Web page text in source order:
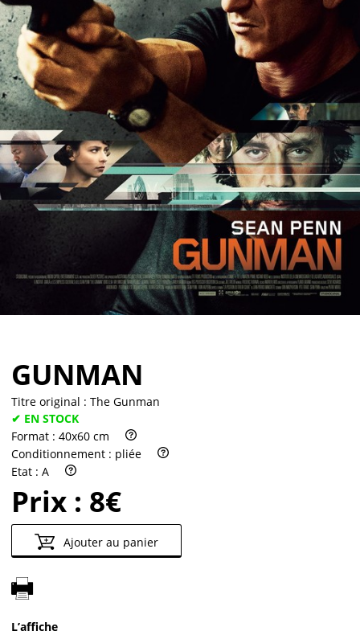
Vendre
GUNMAN
Titre original : The Gunman
✔ EN STOCK
Format : 40x60 cm
Conditionnement : pliée
Etat : A
Prix : 8€
Ajouter au panier
L’affiche